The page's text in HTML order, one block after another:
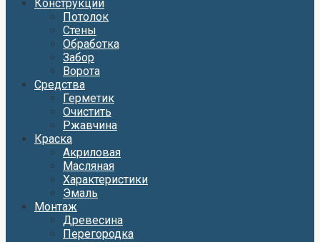
Конструкции
Потолок
Стены
Обработка
Забор
Ворота
Средства
Герметик
Очистить
Ржавчина
Краска
Акриловая
Масляная
Характеристики
Эмаль
Монтаж
Древесина
Перегородка